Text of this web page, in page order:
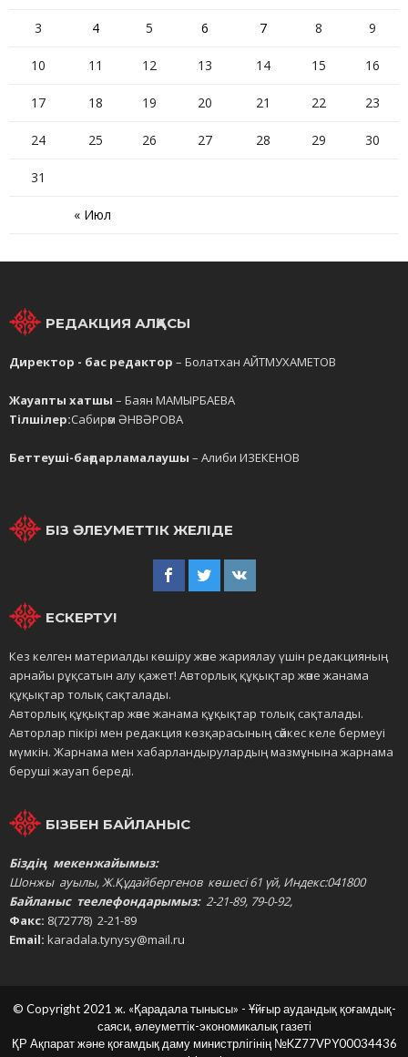
« Июл
3 4 5 6 7 8 9
10 11 12 13 14 15 16
17 18 19 20 21 22 23
24 25 26 27 28 29 30
31
РЕДАКЦИЯ АЛҚАСЫ
Директор - бас редактор – Болатхан АЙТМУХАМЕТОВ
Жауапты хатшы – Баян МАМЫРБАЕВА
Тілшілер:Сабирәм ӘНВӘРОВА
Беттеуші-бағдарламалаушы – Алиби ИЗЕКЕНОВ
БІЗ ӘЛЕУМЕТТІК ЖЕЛІДЕ
ЕСКЕРТУ!
Кез келген материалды көшіру және жариялау үшін редакцияның
арнайы рұқсатын алу қажет! Авторлық құқықтар және жанама
құқықтар толық сақталады.
Авторлық құқықтар және жанама құқықтар толық сақталады.
Авторлар пікірі мен редакция көзқарасының сәйкес келе бермеуі
мүмкін. Жарнама мен хабарландырулардың мазмұнына жарнама
беруші жауап береді.
БІЗБЕН БАЙЛАНЫС
Біздің мекенжайымыз:
Шонжы ауылы, Ж.Құдайбергенов көшесі 61 үй, Индекс:041800
Байланыс теелефондарымыз: 2-21-89, 79-0-92,
Факс: 8(72778) 2-21-89
Email: karadala.tynysy@mail.ru
© Copyright 2021 ж. «Қарадала тынысы» - Ұйғыр аудандық қоғамдық-
саяси, әлеуметтік-экономикалық газеті
ҚР Ақпарат және қоғамдық даму министрлігінің №KZ77VPY00034436